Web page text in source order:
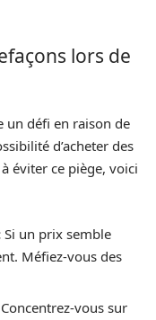
lors de
un défi en raison de
d’acheter des
éviter ce piège, voici
Si un prix semble
Méfiez-vous des
Concentrez-vous sur